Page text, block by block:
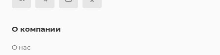
О компании
О нас